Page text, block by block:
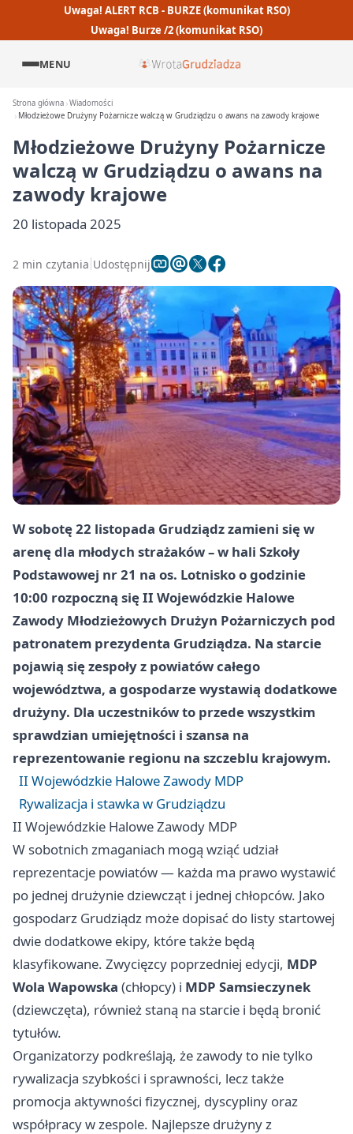
Uwaga! ALERT RCB - BURZE (komunikat RSO)
Uwaga! Burze /2 (komunikat RSO)
MENU
Strona główna Wiadomości
Młodzieżowe Drużyny Pożarnicze walczą w Grudziądzu o awans na zawody krajowe
Młodzieżowe Drużyny Pożarnicze
walczą w Grudziądzu o awans na
zawody krajowe
20 listopada 2025
2 min czytania Udostępnij
W sobotę22 listopada Grudziądz zamieni się w
arenę dla młodych strażaków – w hali Szkoły
Podstawowej nr 21 na os. Lotniskoo godzinie
10:00 rozpoczną sięII Wojewódzkie Halowe
Zawody Młodzieżowych Drużyn Pożarniczych pod
patronatem prezydenta Grudziądza. Na starcie
pojawią się zespoły z powiatów całego
województwa, a gospodarze wystawią dodatkowe
drużyny. Dla uczestników to przede wszystkim
sprawdzian umiejętności i szansa na
reprezentowanie regionu na szczeblu krajowym.
II Wojewódzkie Halowe Zawody MDP
Rywalizacja i stawka w Grudziądzu
II Wojewódzkie Halowe Zawody MDP
W sobotnich zmaganiach mogą wziąć udział
reprezentacje powiatów — każda ma prawo wystawić
po jednej drużynie dziewcząt i jednej chłopców. Jako
gospodarz Grudziądz może dopisać do listy startowej
dwie dodatkowe ekipy, które także będą
klasyfikowane. Zwycięzcy poprzedniej edycji, MDP
Wola Wapowska (chłopcy) i MDP Samsieczynek
(dziewczęta), również staną na starcie i będą bronić
tytułów.
Organizatorzy podkreślają, że zawody to nie tylko
rywalizacja szybkości i sprawności, lecz także
promocja aktywności fizycznej, dyscypliny oraz
współpracy w zespole. Najlepsze drużyny z